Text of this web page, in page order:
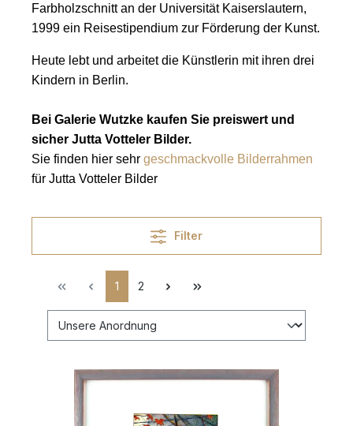
Farbholzschnitt an der Universität Kaiserslautern,
1999 ein Reisestipendium zur Förderung der Kunst.
Heute lebt und arbeitet die Künstlerin mit ihren drei
Kindern in Berlin.
Bei Galerie Wutzke kaufen Sie preiswert und
sicher Jutta Votteler Bilder.
Sie finden hier sehr geschmackvolle Bilderrahmen
für Jutta Votteler Bilder
Filter
1 2